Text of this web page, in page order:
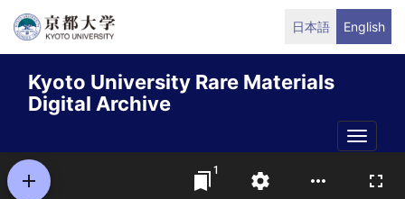
Skip
content
日本語 English
Kyoto University Rare Materials
Digital Archive
Toggle